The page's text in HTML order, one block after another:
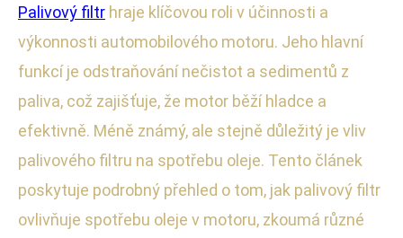
Spotřebu Oleje a Účinnost Motoru
25. 10. 2025· 4 min čtení · Autor: Radim Polák
Palivový filtr hraje klíčovou roli v účinnosti a
výkonnosti automobilového motoru. Jeho hlavní
funkcí je odstraňování nečistot a sedimentů z
paliva, což zajišťuje, že motor běží hladce a
efektivně. Méně známý, ale stejně důležitý je vliv
palivového filtru na spotřebu oleje. Tento článek
poskytuje podrobný přehled o tom, jak palivový filtr
ovlivňuje spotřebu oleje v motoru, zkoumá různé